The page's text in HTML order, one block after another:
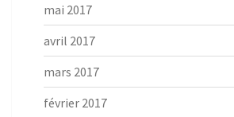
mai 2017
avril 2017
mars 2017
février 2017